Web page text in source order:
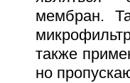
мембран.
также
но